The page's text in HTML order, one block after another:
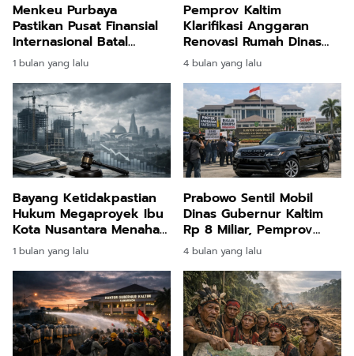
Menkeu Purbaya
Pastikan Pusat Finansial
Internasional Batal
Dibangun di IKN Akibat
Kondisi Terlalu Sepi
1 bulan yang lalu
Pemprov Kaltim
Klarifikasi Anggaran
Renovasi Rumah Dinas
Gubernur Rp25 Miliar,
Bukan Hanya untuk Satu
Bangunan
4 bulan yang lalu
Bayang Ketidakpastian
Hukum Megaproyek Ibu
Kota Nusantara Menahan
Laju Arus Investasi
Global
1 bulan yang lalu
Prabowo Sentil Mobil
Dinas Gubernur Kaltim
Rp 8 Miliar, Pemprov
Kaltim Buka Suara:
Proses Pengembalian
Tuntas, Dana Pajak
Sedang Direfund
4 bulan yang lalu